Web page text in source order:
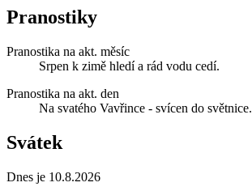
Pranostiky
Pranostika na akt. měsíc
Srpen k zimě hledí a rád vodu cedí.
Pranostika na akt. den
Na svatého Vavřince - svícen do světnice.
Svátek
Dnes je 10.8.2026